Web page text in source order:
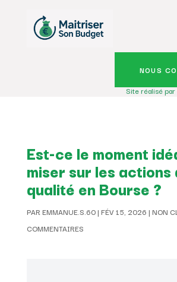
NOUS
Site réalisé
Est-ce le moment
miser sur les actions
qualité en Bourse ?
PAREMMANUE.S.60| FÉV 15, 2026 | NON
COMMENTAIRES